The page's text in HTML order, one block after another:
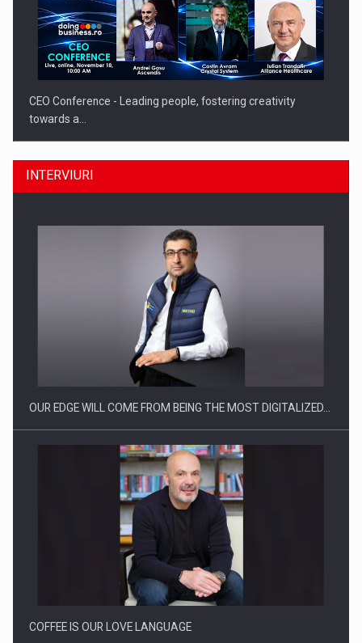
CEO Conference - Leading people, fostering creativity
towards a…
CEO Conference - Shaping The Future - Technology and…
Webinar - Business Evolution-RETHINK STRATEGY-Finantare
Investitii Digitalizare
INTERVIURI
OUR EDGE WILL COME FROM BEING THE MOST DIGITALIZED…
COFFEE IS OUR LOVE LANGUAGE